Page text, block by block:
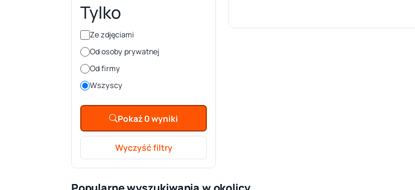
Tylko
Ze zdjęciami
Od osoby prywatnej
Od firmy
Wszyscy
Pokaż 0 wyniki
Wyczyść filtry